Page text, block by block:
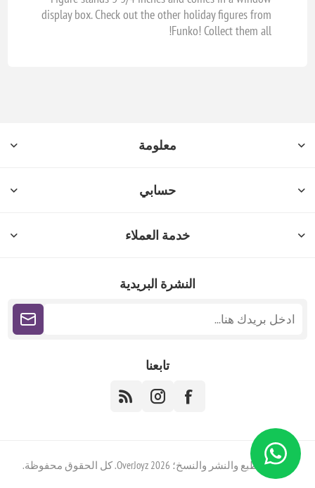
display box. Check out the other holiday figures from
Funko! Collect them all!
معلومة
حسابي
خدمة العملاء
النشرة البريدية
تابعنا
حقوق الطبع والنشر والنسخ؛ 2026 OverJoyz. كل الحقوق محفوظة.